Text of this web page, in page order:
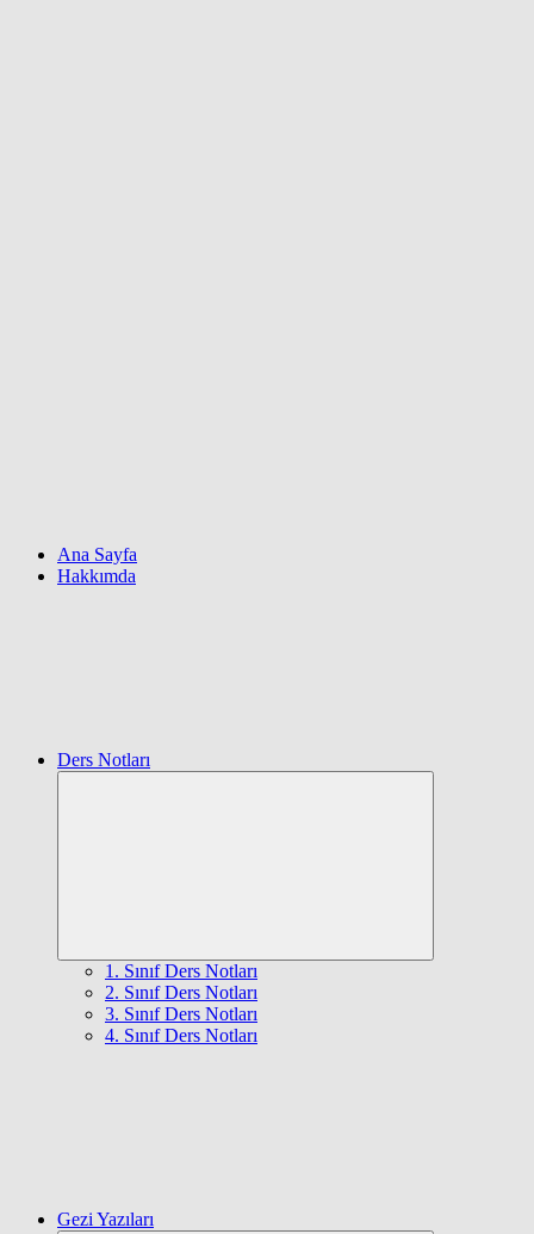
Ana Sayfa
Hakkımda
Ders Notları
1. Sınıf Ders Notları
2. Sınıf Ders Notları
3. Sınıf Ders Notları
4. Sınıf Ders Notları
Gezi Yazıları